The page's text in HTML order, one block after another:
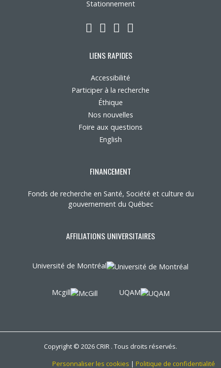
Stationnement
LinkedIn
YouTube
Twitter
LIENS RAPIDES
Accessibilité
Participer à la recherche
Éthique
Nos nouvelles
Foire aux questions
English
FINANCEMENT
Fonds de recherche en Santé, Société et culture du
gouvernement du Québec
AFFILIATIONS UNIVERSITAIRES
Université de Montréal
Mcgill UQAM
Copyright © 2026 CRIR . Tous droits réservés.
Personnaliser les cookies | Politique de confidentialité